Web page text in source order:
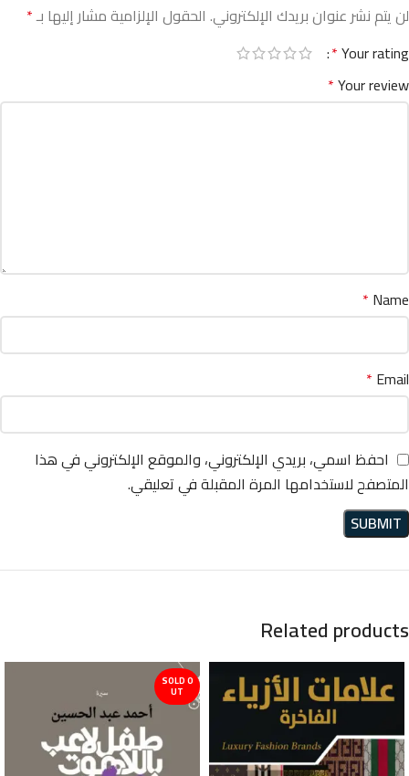
لن يتم نشر عنوان بريدك الإلكتروني. الحقول الإلزامية مشار إليها بـ*
Your rating
*
Your review
*
Name
*
Email
*
احفظ اسمي، بريدي الإلكتروني، والموقع الإلكتروني في هذا
المتصفح لاستخدامها المرة المقبلة في تعليقي.
Related products
SOLD O
UT